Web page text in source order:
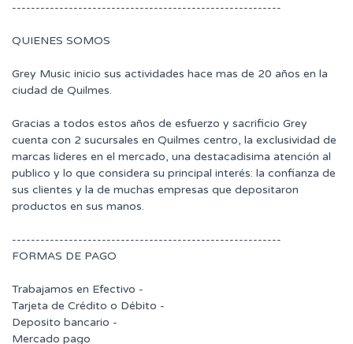
---------------------------------------------------------
QUIENES SOMOS
Grey Music inicio sus actividades hace mas de 20 años en la
ciudad de Quilmes.
Gracias a todos estos años de esfuerzo y sacrificio Grey
cuenta con 2 sucursales en Quilmes centro, la exclusividad de
marcas lideres en el mercado, una destacadisima atención al
publico y lo que considera su principal interés: la confianza de
sus clientes y la de muchas empresas que depositaron
productos en sus manos.
---------------------------------------------------------
FORMAS DE PAGO
Trabajamos en Efectivo -
Tarjeta de Crédito o Débito -
Deposito bancario -
Mercado pago